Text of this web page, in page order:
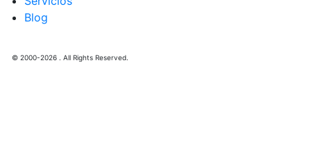
Blog
© 2000-2026 . All Rights Reserved.